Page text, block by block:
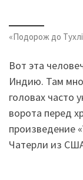
«Подорож до
Вот эта
Индию. Там
головах часто
ворота перед
произведение
Чатерли из